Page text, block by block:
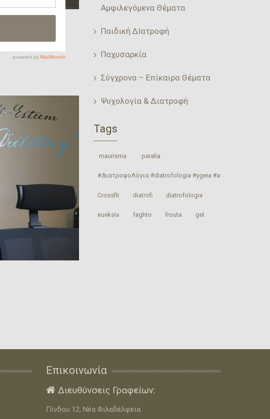
Αμφιλεγόμενα Θέματα
Παιδική ΔΙατροφή
Παχυσαρκία
Σύγχρονα – Επίκαιρα Θέματα
Ψυχολογία & Διατροφή
Tags
‎ maurisma‬ ‎ paralia‬
#ΔιατροφοΛόγια #diatrofologia #ygeia #athlitismos
Crossfit ‎diatrofi‬ ‎diatrofologia‬
‎eueksia‬ faghto ‎frouta gel
Επικοινωνία
 Διευθύνσεις Γραφείων:
Πίνδου 12, Νέα Φιλαδέλφεια.